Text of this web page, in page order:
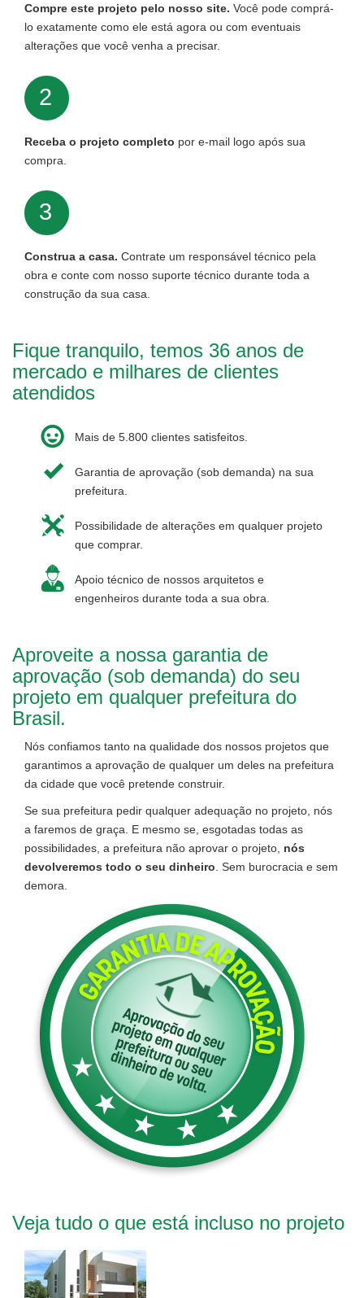
Compre este projeto pelo nosso site. Você pode comprá-
lo exatamente como ele está agora ou com eventuais
alterações que você venha a precisar.
2
Receba o projeto completo por e-mail logo após sua
compra.
3
Construa a casa. Contrate um responsável técnico pela
obra e conte com nosso suporte técnico durante toda a
construção da sua casa.
Fique tranquilo, temos 36 anos de
mercado e milhares de clientes
atendidos
Mais de 5.800 clientes satisfeitos.
Garantia de aprovação (sob demanda) na sua
prefeitura.
Possibilidade de alterações em qualquer projeto
que comprar.
Apoio técnico de nossos arquitetos e
engenheiros durante toda a sua obra.
Aproveite a nossa garantia de
aprovação (sob demanda) do seu
projeto em qualquer prefeitura do
Brasil.
Nós confiamos tanto na qualidade dos nossos projetos que
garantimos a aprovação de qualquer um deles na prefeitura
da cidade que você pretende construir.
Se sua prefeitura pedir qualquer adequação no projeto, nós
a faremos de graça. E mesmo se, esgotadas todas as
possibilidades, a prefeitura não aprovar o projeto, nós
devolveremos todo o seu dinheiro . Sem burocracia e sem
demora.
Veja tudo o que está incluso no projeto